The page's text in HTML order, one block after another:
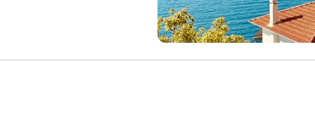
de la piscine commune
en fonction de l'exposition au
halte gourmande à Saint-Genix,
du gâteau aux délicieuses
! A la confluence du Rhône et du
région à découvrir entre sites